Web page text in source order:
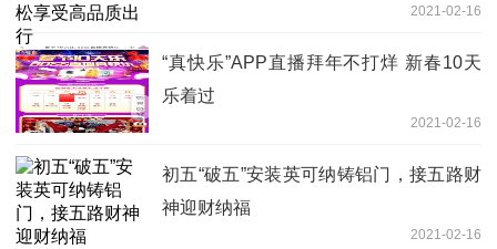
2021-02-16
“真快乐”APP直播拜年不打烊 新春10天
乐着过
2021-02-16
初五“破五”安装英可纳铸铝门，接五路财
神迎财纳福
2021-02-16